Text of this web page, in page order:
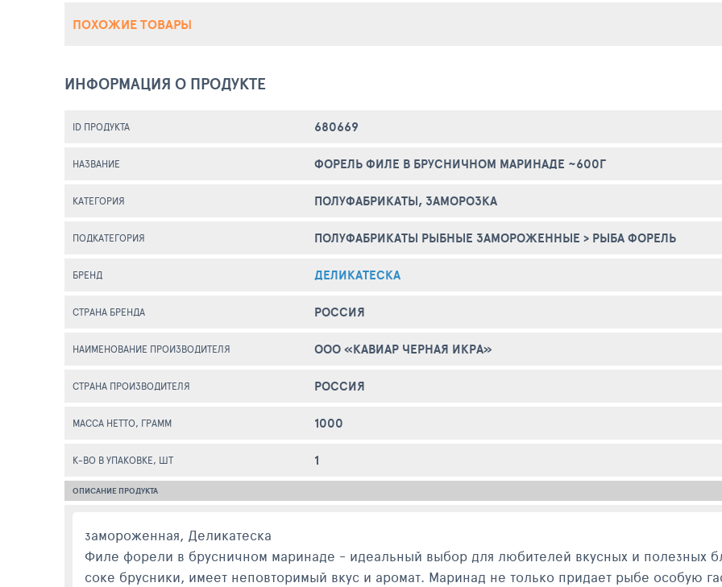
ПОХОЖИЕ ТОВАРЫ
ИНФОРМАЦИЯ О ПРОДУКТЕ
ID ПРОДУКТА 680669
НАЗВАНИЕ ФОРЕЛЬ ФИЛЕ В БРУСНИЧНОМ МАРИНАДЕ ~600Г
КАТЕГОРИЯ ПОЛУФАБРИКАТЫ, ЗАМОРОЗКА
ПОДКАТЕГОРИЯ ПОЛУФАБРИКАТЫ РЫБНЫЕ ЗАМОРОЖЕННЫЕ > РЫБА ФОРЕЛЬ
БРЕНД ДЕЛИКАТЕСКА
СТРАНА БРЕНДА РОССИЯ
НАИМЕНОВАНИЕ ПРОИЗВОДИТЕЛЯ ООО «КАВИАР ЧЕРНАЯ ИКРА»
СТРАНА ПРОИЗВОДИТЕЛЯ РОССИЯ
МАССА НЕТТО, ГРАММ 1000
К-ВО В УПАКОВКЕ, ШТ 1
ОПИСАНИЕ ПРОДУКТА
замороженная, Деликатеска
Филе форели в брусничном маринаде - идеальный выбор для любителей вкусных и
соке брусники, имеет неповторимый вкус и аромат. Маринад не только придает рыбе особую